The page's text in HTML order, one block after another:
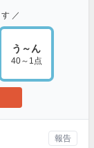
／
う～ん
40～1点
報告